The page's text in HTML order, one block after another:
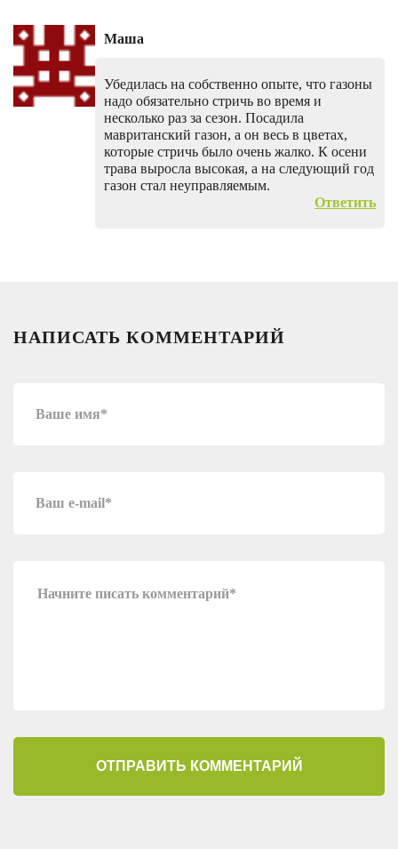
Маша
Убедилась на собственно опыте, что газоны
надо обязательно стричь во время и
несколько раз за сезон. Посадила
мавританский газон, а он весь в цветах,
которые стричь было очень жалко. К осени
трава выросла высокая, а на следующий год
газон стал неуправляемым.
Ответить
НАПИСАТЬ КОММЕНТАРИЙ
ОТПРАВИТЬ КОММЕНТАРИЙ